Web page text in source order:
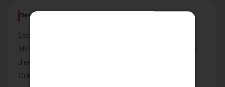
Description
Local commercial - COLOMIERS CENTRE (31770) -
MPS IMMOBILIER vous présente ce local commercial
d'environ 260 m², idéalement situé en plein centre de
Colomiers.